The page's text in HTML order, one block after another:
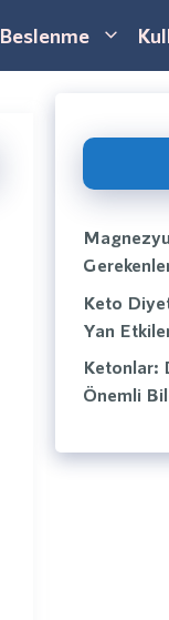
Beslenme
Keto
Yan
Ketonlar:
Önemli